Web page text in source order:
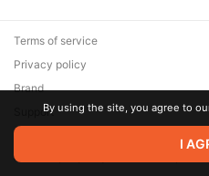
© 2026 Zaya Solutions Limited.
are the property of their
Terms of service
Privacy policy
Brand
SupportBy using the site, you agree to
I